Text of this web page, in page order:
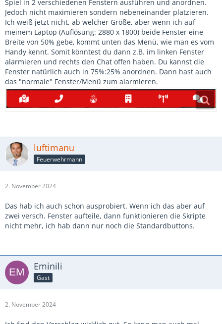
Spiel in 2 verschiedenen Fenstern ausführen und anordnen.
Jedoch nicht maximieren sondern nebeneinander platzieren.
Ich weiß jetzt nicht, ab welcher Größe, aber wenn ich auf
meinem Laptop (Auflösung: 2880 x 1800) beide Fenster eine
Breite von 50% gebe, kommt unten das Menü, wie man es vom
Handy kennt. Somit könntest du dann z.B. im linken Fenster
alarmieren und rechts den Chat offen haben. Du kannst die
Fenster natürlich auch in 75%:25% anordnen. Dann hast auch
das "normale" Fenster/Menü zum alarmieren.
luftimanu
Feuerwehrmann
2. November 2024
Das hab ich auch schon ausprobiert. Wenn ich das aber auf
zwei versch. Fenster aufteile, dann funktionieren die Skripte
nicht mehr, ich hab dann nur noch die Standardbuttons.
Eminili
Gast
2. November 2024